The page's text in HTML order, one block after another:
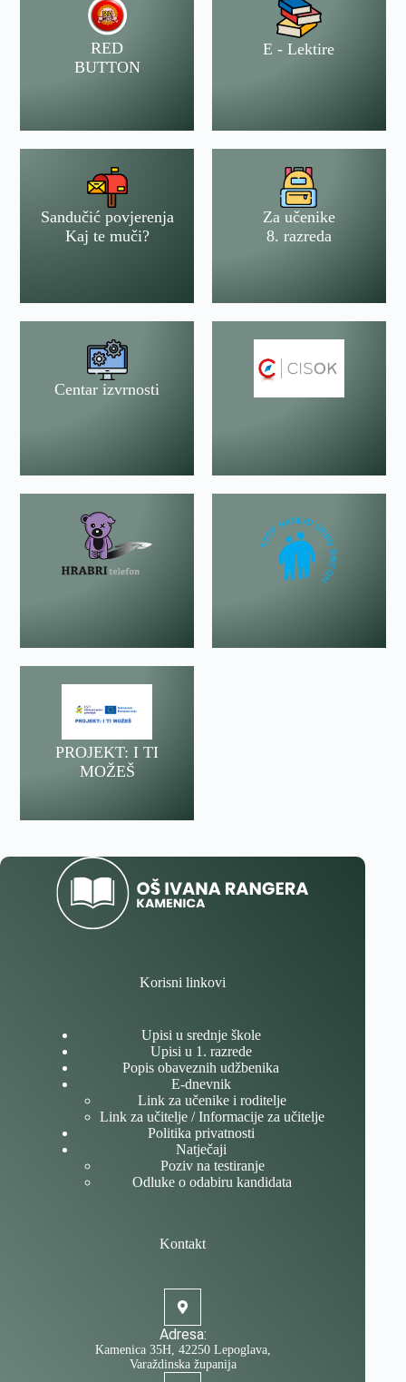
RED
BUTTON
E - Lektire
Sandučić povjerenja
Kaj te muči?
Za učenike
8. razreda
Centar izvrnosti
PROJEKT: I TI
MOŽEŠ
Korisni linkovi
Upisi u srednje škole
Upisi u 1. razrede
Popis obaveznih udžbenika
E-dnevnik
Link za učenike i roditelje
Link za učitelje / Informacije za učitelje
Politika privatnosti
Natječaji
Poziv na testiranje
Odluke o odabiru kandidata
Kontakt
Adresa:
Kamenica 35H, 42250 Lepoglava,
Varaždinska županija